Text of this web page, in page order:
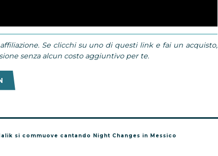
Se clicchi su uno di questi link e fai un acquisto,
senza alcun costo aggiuntivo per te.
si commuove cantando Night Changes in Messico